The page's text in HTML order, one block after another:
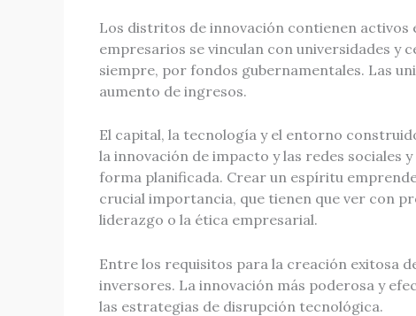
Los distritos de innovación contienen activos
empresarios se vinculan con universidades y
siempre, por fondos gubernamentales. Las
aumento de ingresos.
El capital, la tecnología y el entorno
la innovación de impacto y las redes sociales
forma planificada. Crear un espíritu
crucial importancia, que tienen que ver con
liderazgo o la ética empresarial.
Entre los requisitos para la creación exitosa
inversores. La innovación más poderosa y
las estrategias de disrupción tecnológica.